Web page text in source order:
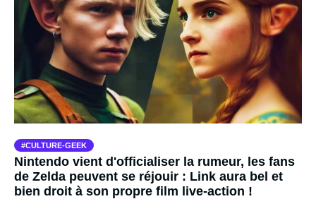
CULTURE-GEEK
Nintendo vient d'officialiser la rumeur, les fans
de Zelda peuvent se réjouir : Link aura bel et
bien droit à son propre film live-action !